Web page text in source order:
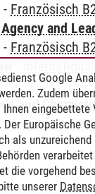
- Französisch
and
- Französisch
and
-Französisch
Google
Zudem
Europäische
als
die vorgehend
unserer